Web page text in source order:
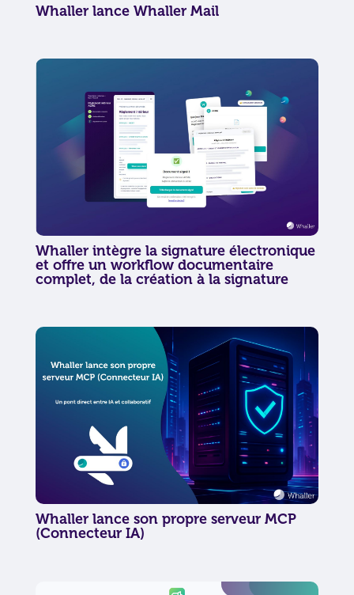
Whaller lance Whaller Mail
Whaller intègre la signature électronique
et offre un workflow documentaire
complet, de la création à la signature
Whaller lance son propre serveur MCP
(Connecteur IA)